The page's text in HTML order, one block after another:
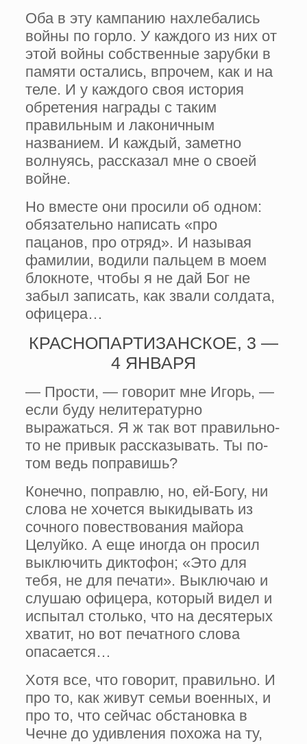
Оба в эту кампанию нахлеба­лись
войны по горло. У каждого из них от
этой войны собственные зарубки в
памяти остались, впрочем, как и на
теле. И у каждо­го своя история
обретения награды с таким
правильным и лаконичным
названием. И каж­дый, заметно
волнуясь, рассказал мне о сво­ей
войне.
Но вместе они просили об одном:
обязательно написать «про
пацанов, про от­ряд». И называя
фамилии, водили пальцем в моем
блокноте, чтобы я не дай Бог не
забыл записать, как звали солдата,
офицера…
КРАСНОПАРТИЗАНСКОЕ, 3 —
4 ЯНВАРЯ
— Прости, — говорит мне Игорь, —
если буду нелитературно
выражаться. Я ж так вот правильно-
то не привык рассказывать. Ты по­
том ведь поправишь?
Конечно, поправлю, но, ей-Богу, ни
слова не хочется выкидывать из
сочного повествова­ния майора
Целуйко. А еще иногда он просил
выключить диктофон; «Это для
тебя, не для пе­чати». Выключаю и
слушаю офицера, который видел и
испытал столько, что на десятерых
хватит, но вот печатного слова
опасается…
Хо­тя все, что говорит, правильно. И
про то, как живут семьи военных, и
про то, что сейчас об­становка в
Чечне до удивления похожа на ту,